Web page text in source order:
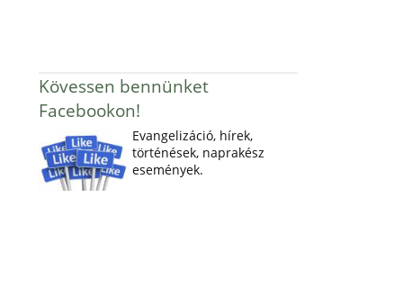
Kövessen bennünket
Facebookon!
Evangelizáció, hírek,
történések, naprakész
események.